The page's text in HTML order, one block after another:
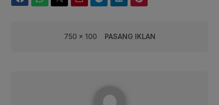
750 x 100 PASANG IKLAN